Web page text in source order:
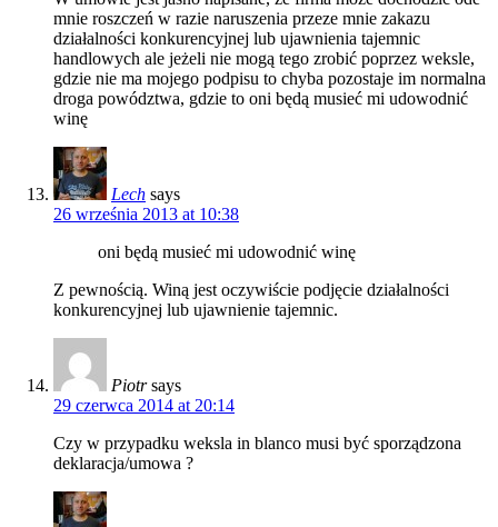
mnie roszczeń w razie naruszenia przeze mnie zakazu
działalności konkurencyjnej lub ujawnienia tajemnic
handlowych ale jeżeli nie mogą tego zrobić poprzez weksle,
gdzie nie ma mojego podpisu to chyba pozostaje im normalna
droga powództwa, gdzie to oni będą musieć mi udowodnić
winę
Lech says
26 września 2013 at 10:38
oni będą musieć mi udowodnić winę
Z pewnością. Winą jest oczywiście podjęcie działalności
konkurencyjnej lub ujawnienie tajemnic.
Piotr says
29 czerwca 2014 at 20:14
Czy w przypadku weksla in blanco musi być sporządzona
deklaracja/umowa ?